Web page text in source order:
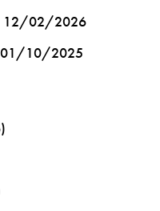
12/02/2026
01/10/2025